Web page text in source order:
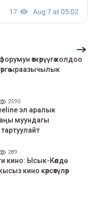
өткөрүүгө колдоо
ыраазычылык
2590
эл аралык
муундагы
289
кино: Ысык-Көлдө
кино көрсөтүлөр